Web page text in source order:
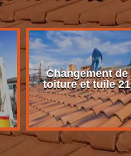
Changement de
toiture et tuile 21